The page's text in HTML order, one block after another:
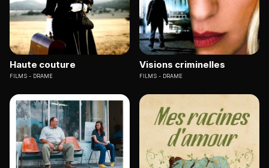
Haute couture
FILMS DRAME
Visions criminelles
FILMS DRAME